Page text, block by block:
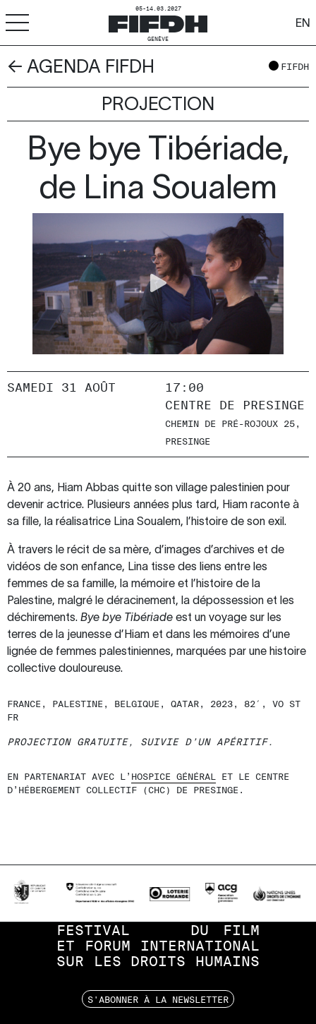
05-14.03.2027
GENÈVE
EN
A A- ACCESSIBILITÉ
Festival
Ressources & Médias
← AGENDA FIFDH FIFDH
PROJECTION
Bye bye Tibériade,
de Lina Soualem
SAMEDI 31 AOÛT
17:00
CENTRE DE PRESINGE
CHEMIN DE PRÉ-ROJOUX 25,
PRESINGE
À 20 ans, Hiam Abbas quitte son village palestinien pour
devenir actrice. ​​Plusieurs années plus tard, Hiam raconte à
sa fille, la réalisatrice Lina Soualem, l’histoire de son exil.
À travers le récit de sa mère, d’images d’archives et de
vidéos de son enfance, Lina tisse des liens entre les
femmes de sa famille, la mémoire et l’histoire de la
Palestine, malgré le déracinement, la dépossession et les
déchirements. Bye bye Tibériade est un voyage sur les
terres de la jeunesse d’Hiam et dans les mémoires d’une
lignée de femmes palestiniennes, marquées par une histoire
collective douloureuse.
FRANCE, PALESTINE, BELGIQUE, QATAR, 2023, 82′, VO ST
FR
PROJECTION GRATUITE, SUIVIE D’UN APÉRITIF.
EN PARTENARIAT AVEC L’ HOSPICE GÉNÉRAL
ET LE CENTRE
D’HÉBERGEMENT COLLECTIF (CHC) DE PRESINGE.
FESTIVAL DU
FILM
ET
FORUM
INTERNATIONAL
SUR
LES DROITS HUMAINS
S'ABONNER À LA NEWSLETTER